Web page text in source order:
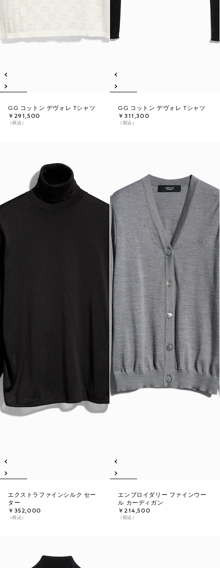
GG コットン デヴォレ Tシャツ
￥291,500
（税込）
GG コットン デヴォレ Tシャツ
￥311,300
（税込）
エクストラファインシルク セー
ター
￥352,000
（税込）
エンブロイダリー ファインウー
ル カーディガン
￥214,500
（税込）